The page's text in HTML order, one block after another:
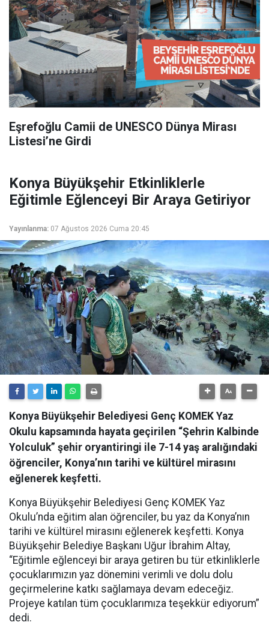
Eşrefoğlu Camii de UNESCO Dünya Mirası
Listesi’ne Girdi
Konya Büyükşehir Etkinliklerle
Eğitimle Eğlenceyi Bir Araya Getiriyor
Yayınlanma: 07 Ağustos 2026 Cuma 20:45
Konya Büyükşehir Belediyesi Genç KOMEK Yaz
Okulu kapsamında hayata geçirilen “Şehrin Kalbinde
Yolculuk” şehir oryantiringi ile 7-14 yaş aralığındaki
öğrenciler, Konya’nın tarihi ve kültürel mirasını
eğlenerek keşfetti.
Konya Büyükşehir Belediyesi Genç KOMEK Yaz
Okulu’nda eğitim alan öğrenciler, bu yaz da Konya’nın
tarihi ve kültürel mirasını eğlenerek keşfetti. Konya
Büyükşehir Belediye Başkanı Uğur İbrahim Altay,
“Eğitimle eğlenceyi bir araya getiren bu tür etkinliklerle
çocuklarımızın yaz dönemini verimli ve dolu dolu
geçirmelerine katkı sağlamaya devam edeceğiz.
Projeye katılan tüm çocuklarımıza teşekkür ediyorum”
dedi.